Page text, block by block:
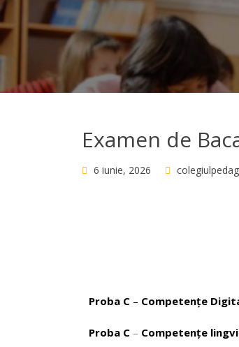
Examen de
6 iunie, 2026
Proba C – Competenţe
Proba C – Competenţe